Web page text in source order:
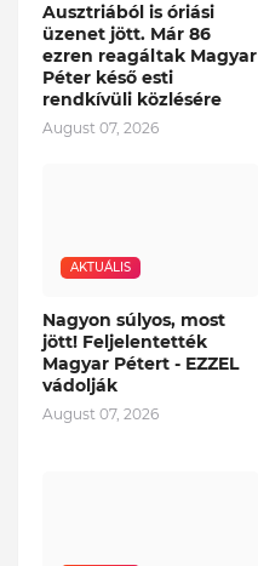
Ausztriából is óriási
üzenet jött. Már 86
ezren reagáltak Magyar
Péter késő esti
rendkívüli közlésére
August 07, 2026
AKTUÁLIS
Nagyon súlyos, most
jött! Feljelentették
Magyar Pétert - EZZEL
vádolják
August 07, 2026